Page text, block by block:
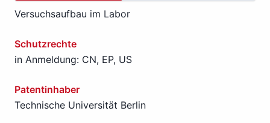
Versuchsaufbau im Labor
Schutzrechte
in Anmeldung: CN, EP, US
Patentinhaber
Technische Universität Berlin